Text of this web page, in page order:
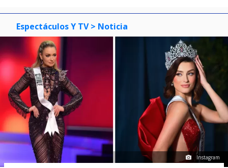
Espectáculos Y TV > Noticia
Instagram